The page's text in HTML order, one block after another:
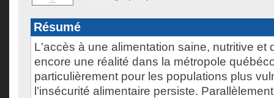
Résumé
L'accès à une alimentation saine, nutritive et
encore une réalité dans la métropole
particulièrement pour les populations plus
l’insécurité alimentaire persiste.